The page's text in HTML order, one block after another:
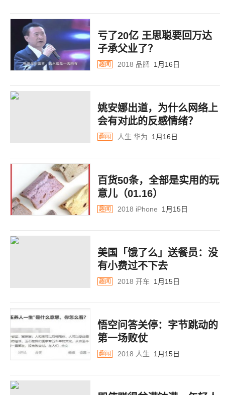
亏了20亿 王思聪要回万达
子承父业了？
趣闻 2018 品牌 1月16日
姚安娜出道，为什么网络上
会有对此的反感情绪？
趣闻 人生 华为 1月16日
百货50条，全部是实用的玩
意儿（01.16）
趣闻 2018 iPhone 1月15日
美国「饿了么」送餐员：没
有小费过不下去
趣闻 2018 开车 1月15日
悟空问答关停：字节跳动的
第一场败仗
趣闻 2018 人生 1月15日